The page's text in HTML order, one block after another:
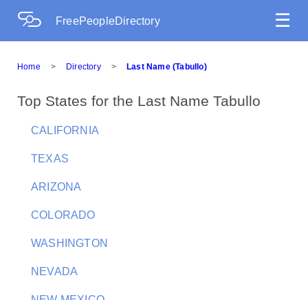
FreePeopleDirectory ☰
Home > Directory > Last Name (Tabullo)
Top States for the Last Name Tabullo
CALIFORNIA
TEXAS
ARIZONA
COLORADO
WASHINGTON
NEVADA